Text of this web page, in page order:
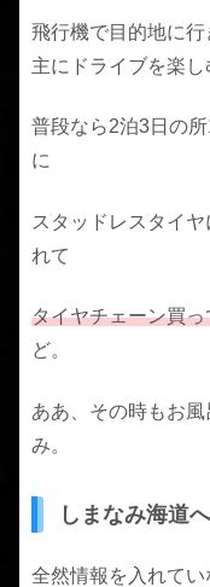
飛行機で目的地に
主にドライブを楽
普段なら2泊3日の
に
スタッドレスタイ
れて
タイヤチェーン買
ど。
ああ、その時もお
み。
しまなみ海道へ
全然情報を入れて